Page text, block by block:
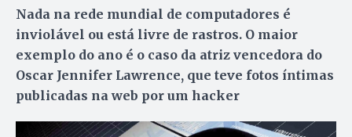
Nada na rede mundial de computadores é
inviolável ou está livre de rastros. O maior
exemplo do ano é o caso da atriz vencedora do
Oscar Jennifer Lawrence, que teve fotos íntimas
publicadas na web por um hacker